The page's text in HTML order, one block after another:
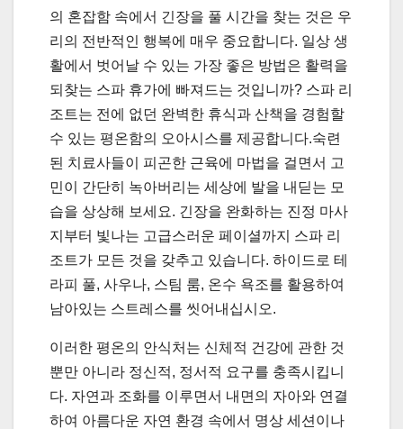
의 혼잡함 속에서 긴장을 풀 시간을 찾는 것은 우
리의 전반적인 행복에 매우 중요합니다. 일상 생
활에서 벗어날 수 있는 가장 좋은 방법은 활력을
되찾는 스파 휴가에 빠져드는 것입니까? 스파 리
조트는 전에 없던 완벽한 휴식과 산책을 경험할
수 있는 평온함의 오아시스를 제공합니다.숙련
된 치료사들이 피곤한 근육에 마법을 걸면서 고
민이 간단히 녹아버리는 세상에 발을 내딛는 모
습을 상상해 보세요. 긴장을 완화하는 진정 마사
지부터 빛나는 고급스러운 페이셜까지 스파 리
조트가 모든 것을 갖추고 있습니다. 하이드로 테
라피 풀, 사우나, 스팀 룸, 온수 욕조를 활용하여
남아있는 스트레스를 씻어내십시오.
이러한 평온의 안식처는 신체적 건강에 관한 것
뿐만 아니라 정신적, 정서적 요구를 충족시킵니
다. 자연과 조화를 이루면서 내면의 자아와 연결
하여 아름다운 자연 환경 속에서 명상 세션이나